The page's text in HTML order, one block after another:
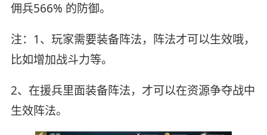
佣兵566% 的防御。
注：1、玩家需要装备阵法，阵法才可以生效哦，
比如增加战斗力等。
2、在援兵里面装备阵法，才可以在资源争夺战中
生效阵法。